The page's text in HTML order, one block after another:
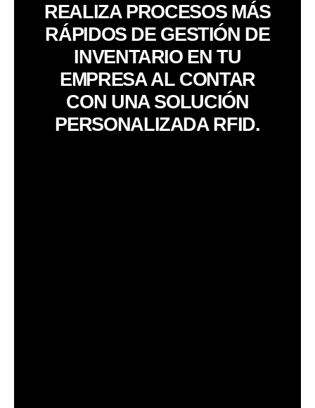
REALIZA PROCESOS MÁS
RÁPIDOS DE GESTIÓN DE
INVENTARIO EN TU
EMPRESA AL CONTAR
CON UNA SOLUCIÓN
PERSONALIZADA RFID.